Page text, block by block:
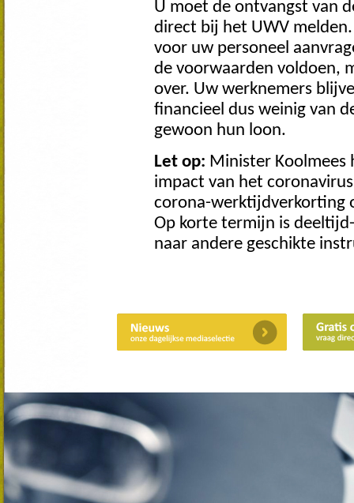
U moet de ontvangst van
direct bij het UWV
voor uw personeel
de voorwaarden voldoen,
over. Uw werknemers
financieel dus weinig van
gewoon hun loon.
Let op: Minister Koolmees
impact van het
corona-werktijdverkorting
Op korte termijn is
naar andere geschikte